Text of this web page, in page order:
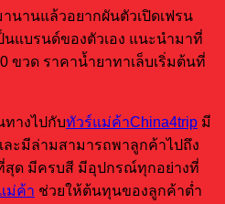
นานแล้วอยากผันตัวเปิดเฟรน
แบรนด์ของตัวเอง แนะนำมาที่
ขวด ราคาน้ำยาทาเล็บเริ่มต้นที่
ทางไปกับทัวร์แม่ค้าChina4trip มี
ะมีล่ามสามารถพาลูกค้าไปถึง
สุด มีครบสี มีอุปกรณ์ทุกอย่างที่
ม่ค้า ช่วยให้ต้นทุนของลูกค้าต่ำ